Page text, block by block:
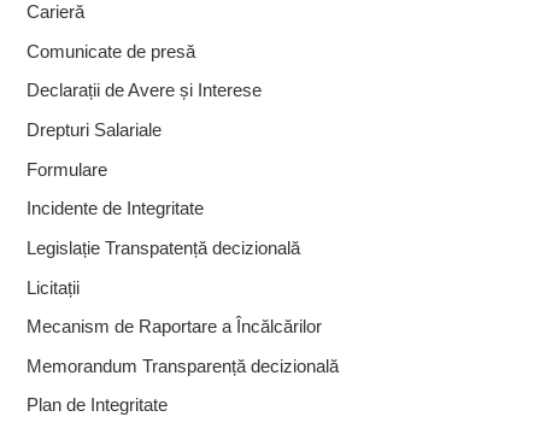
Carieră
Comunicate de presă
Declarații de Avere și Interese
Drepturi Salariale
Formulare
Incidente de Integritate
Legislație Transpatență decizională
Licitații
Mecanism de Raportare a Încălcărilor
Memorandum Transparență decizională
Plan de Integritate